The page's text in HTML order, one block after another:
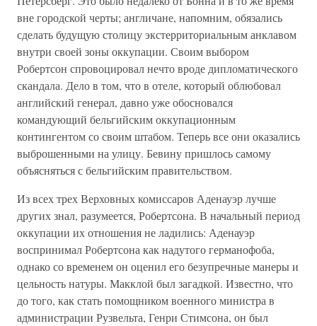
вне городской черты; англичане, напомним, обязались
сделать будущую столицу экстерриториальным анклавом
внутри своей зоны оккупации. Своим выбором
Робертсон спровоцировал нечто вроде дипломатического
скандала. Дело в том, что в отеле, который облюбовал
английский генерал, давно уже обосновался
командующий бельгийским оккупационным
контингентом со своим штабом. Теперь все они оказались
выброшенными на улицу. Бевину пришлось самому
объясняться с бельгийским правительством.
Из всех трех Верховных комиссаров Аденауэр лучше
других знал, разумеется, Робертсона. В начальный период
оккупации их отношения не ладились: Аденауэр
воспринимал Робертсона как надутого германофоба,
однако со временем он оценил его безупречные манеры и
цельность натуры. Макклой был загадкой. Известно, что
до того, как стать помощником военного министра в
администрации Рузвельта, Генри Стимсона, он был